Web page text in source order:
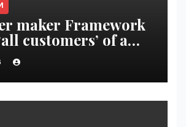
maker Framework
customers’ of a
| VseTime.ru